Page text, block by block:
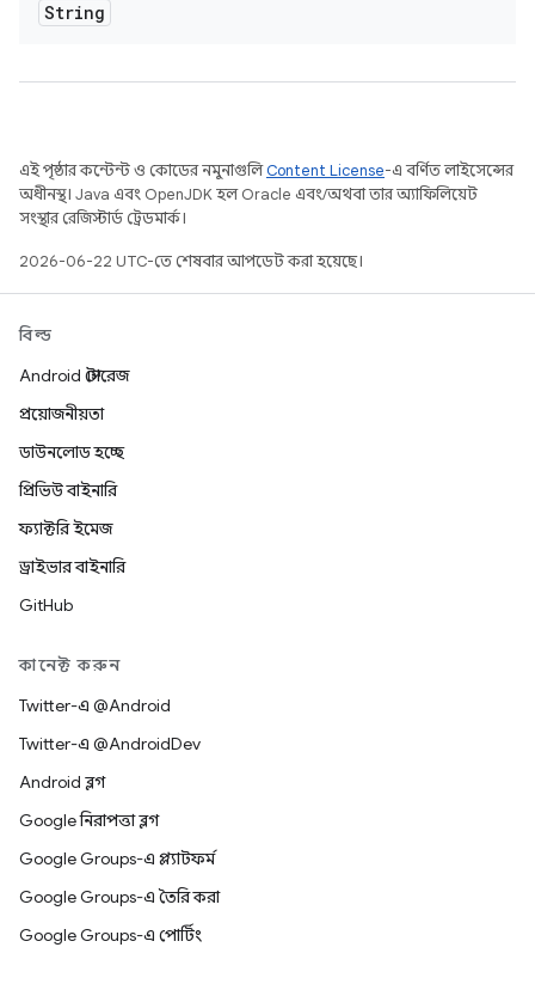
String
এই পৃষ্ঠার কন্টেন্ট ও কোডের নমুনাগুলিContent License-এ বর্ণিত লাইসেন্সের
অধীনস্থ। Java এবং OpenJDK হল Oracle এবং/অথবা তার অ্যাফিলিয়েট
সংস্থার রেজিস্টার্ড ট্রেডমার্ক।
2026-06-22 UTC-তে শেষবার আপডেট করা হয়েছে।
বিল্ড
Android স্টোরেজ
প্রয়োজনীয়তা
ডাউনলোড হচ্ছে
প্রিভিউ বাইনারি
ফ্যাক্টরি ইমেজ
ড্রাইভার বাইনারি
GitHub
কানেক্ট করুন
Twitter-এ @Android
Twitter-এ @AndroidDev
Android ব্লগ
Google নিরাপত্তা ব্লগ
Google Groups-এ প্ল্যাটফর্ম
Google Groups-এ তৈরি করা
Google Groups-এ পোর্টিং